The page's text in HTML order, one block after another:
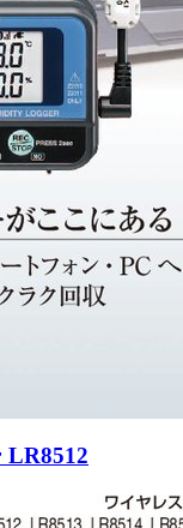
LR8512